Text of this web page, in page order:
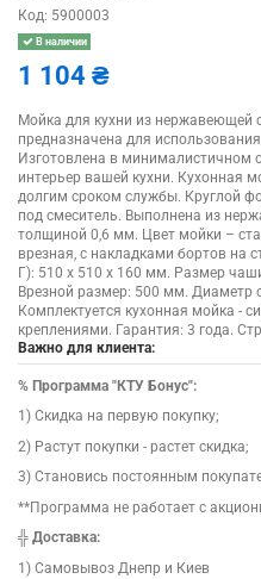
Код: 5900003
В наличии
1 104 ₴
Мойка для кухни из нержавеющей
предназначена для
Изготовлена в минималистичном
интерьер вашей кухни. Кухонная
долгим сроком службы. Круглой
под смеситель. Выполнена из
толщиной 0,6 мм. Цвет мойки –
врезная, с накладками бортов на
Г): 510 x 510 x 160 мм. Размер
Врезной размер: 500 мм. Диаметр
Комплектуется кухонная мойка -
креплениями. Гарантия: 3 года.
Важно для клиента:
% Программа "КТУ Бонус":
1) Скидка на первую покупку;
2) Растут покупки - растет скидка;
3) Становись постоянным
**Программа не работает с
╬ Доставка:
1) Самовывоз Днепр и Киев